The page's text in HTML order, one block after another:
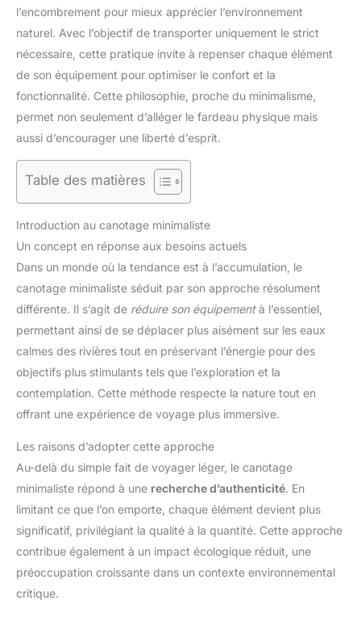
l’encombrement pour mieux apprécier l’environnement
naturel. Avec l’objectif de transporter uniquement le strict
nécessaire, cette pratique invite à repenser chaque élément
de son équipement pour optimiser le confort et la
fonctionnalité. Cette philosophie, proche du minimalisme,
permet non seulement d’alléger le fardeau physique mais
aussi d’encourager une liberté d’esprit.
Table des matières
Introduction au canotage minimaliste
Un concept en réponse aux besoins actuels
Dans un monde où la tendance est à l’accumulation, le
canotage minimaliste séduit par son approche résolument
différente. Il s’agit de réduire son équipementà l’essentiel,
permettant ainsi de se déplacer plus aisément sur les eaux
calmes des rivières tout en préservant l’énergie pour des
objectifs plus stimulants tels que l’exploration et la
contemplation. Cette méthode respecte la nature tout en
offrant une expérience de voyage plus immersive.
Les raisons d’adopter cette approche
Au-delà du simple fait de voyager léger, le canotage
minimaliste répond à une recherche d’authenticité. En
limitant ce que l’on emporte, chaque élément devient plus
significatif, privilégiant la qualité à la quantité. Cette approche
contribue également à un impact écologique réduit, une
préoccupation croissante dans un contexte environnemental
critique.